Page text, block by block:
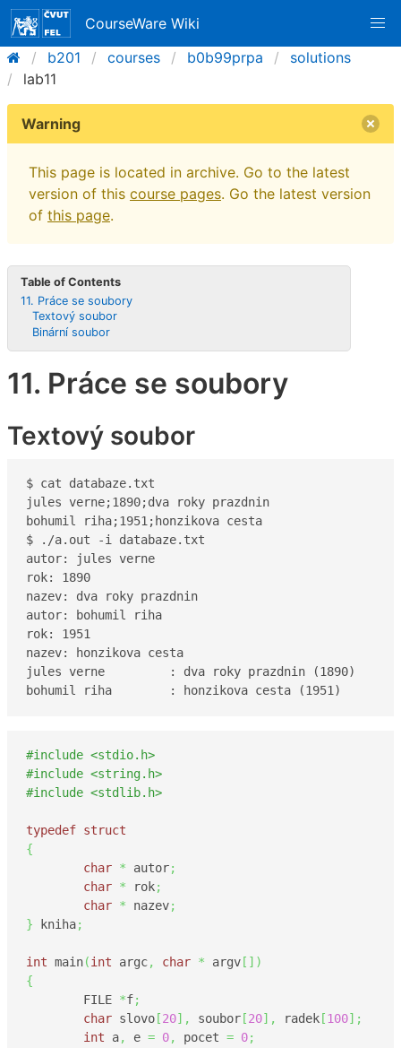
CourseWare Wiki
b201
courses b0b99prpa
solutions
lab11
Warning
This page is located in archive. Go to the latest
version of this course pages. Go the latest version
of this page.
Table of Contents
11. Práce se soubory
Textový soubor
Binární soubor
11. Práce se soubory
Textový soubor
$ cat databaze.txt
jules verne;1890;dva roky prazdnin
bohumil riha;1951;honzikova cesta
$ ./a.out -i databaze.txt
autor: jules verne
rok: 1890
nazev: dva roky prazdnin
autor: bohumil riha
rok: 1951
nazev: honzikova cesta
jules verne         : dva roky prazdnin (1890)
bohumil riha        : honzikova cesta (1951)
#include <stdio.h>
#include <string.h>
#include <stdlib.h>
typedef struct
{
char * autor;
char * rok;
char * nazev;
} kniha;
int main(int argc, char * argv [ ] )
{
	FILE
*f;
char slovo [20] , soubor [20] , radek [100] ;
int a, e = 0, pocet = 0;